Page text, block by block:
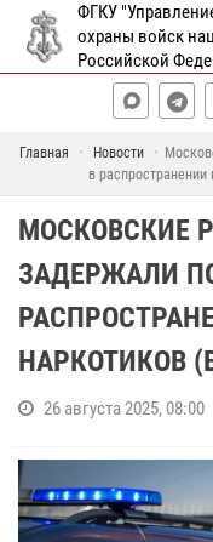
ФГКУ
охраны войск
Российской
Главная Новости
в
МОСКОВСКИЕ
ЗАДЕРЖАЛИ
НАРКОТИКОВ
26 августа 2025, 08:00